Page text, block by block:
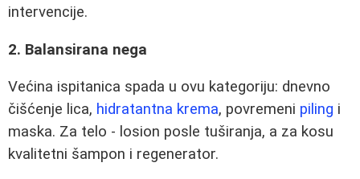
intervencije.
2. Balansirana nega
Većina ispitanica spada u ovu kategoriju: dnevno
čišćenje lica, hidratantna krema, povremeni piling i
maska. Za telo - losion posle tuširanja, a za kosu
kvalitetni šampon i regenerator.